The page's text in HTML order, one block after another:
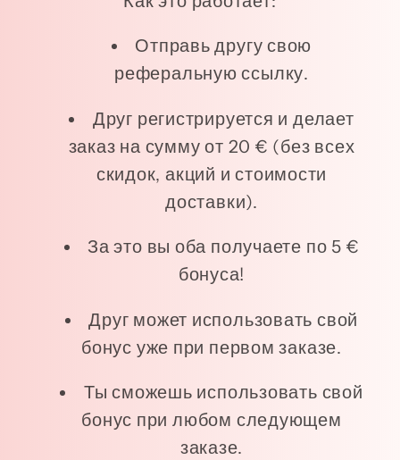
Отправь другу свою
реферальную ссылку.
Друг регистрируется и делает
заказ на сумму от 20 € (без всех
скидок, акций и стоимости
доставки).
За это вы оба получаете по 5 €
бонуса!
Друг может использовать свой
бонус уже при первом заказе.
Ты сможешь использовать свой
бонус при любом следующем
заказе.